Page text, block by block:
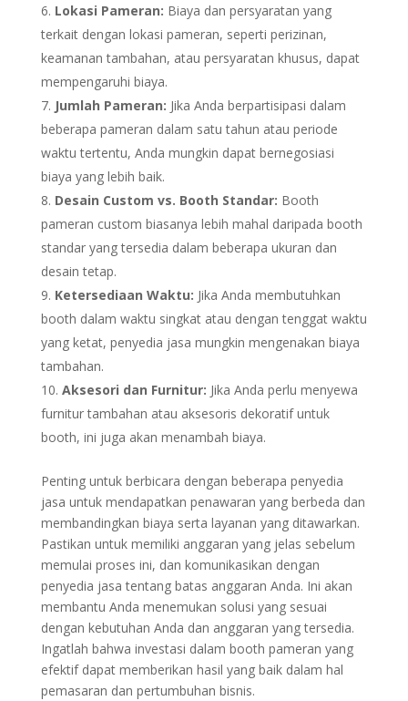
Lokasi Pameran: Biaya dan persyaratan yang
terkait dengan lokasi pameran, seperti perizinan,
keamanan tambahan, atau persyaratan khusus, dapat
mempengaruhi biaya.
Jumlah Pameran: Jika Anda berpartisipasi dalam
beberapa pameran dalam satu tahun atau periode
waktu tertentu, Anda mungkin dapat bernegosiasi
biaya yang lebih baik.
Desain Custom vs. Booth Standar: Booth
pameran custom biasanya lebih mahal daripada booth
standar yang tersedia dalam beberapa ukuran dan
desain tetap.
Ketersediaan Waktu: Jika Anda membutuhkan
booth dalam waktu singkat atau dengan tenggat waktu
yang ketat, penyedia jasa mungkin mengenakan biaya
tambahan.
Aksesori dan Furnitur: Jika Anda perlu menyewa
furnitur tambahan atau aksesoris dekoratif untuk
booth, ini juga akan menambah biaya.
Penting untuk berbicara dengan beberapa penyedia
jasa untuk mendapatkan penawaran yang berbeda dan
membandingkan biaya serta layanan yang ditawarkan.
Pastikan untuk memiliki anggaran yang jelas sebelum
memulai proses ini, dan komunikasikan dengan
penyedia jasa tentang batas anggaran Anda. Ini akan
membantu Anda menemukan solusi yang sesuai
dengan kebutuhan Anda dan anggaran yang tersedia.
Ingatlah bahwa investasi dalam booth pameran yang
efektif dapat memberikan hasil yang baik dalam hal
pemasaran dan pertumbuhan bisnis.